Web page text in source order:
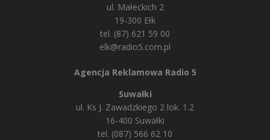
ul. Małeckich 2
19-300 Ełk
tel. (87) 621 59 00
elk@radio5.com.pl
Agencja Reklamowa Radio 5
Suwałki
ul. Ks J. Zawadzkiego 2 lok. 1.2
16-400 Suwałki
tel. (087) 566 62 10